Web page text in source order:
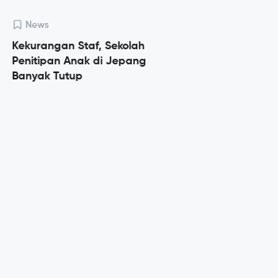
News
Kekurangan Staf, Sekolah
Penitipan Anak di Jepang
Banyak Tutup